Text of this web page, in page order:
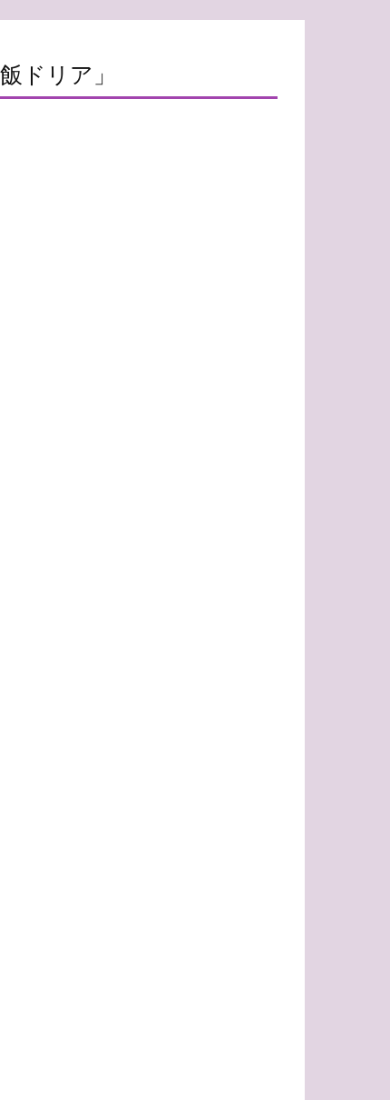
ドリア」